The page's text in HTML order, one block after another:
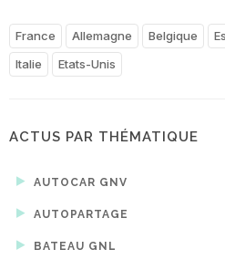
France Allemagne Belgique
Italie
Etats-Unis
ACTUS PAR THÉMATIQUE
AUTOCAR GNV
AUTOPARTAGE
BATEAU GNL